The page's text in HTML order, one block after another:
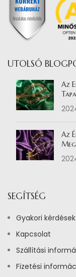
UTOLSÓ
Az
Az
SEGÍTSÉG
Gyakori kérdések
Kapcsolat
Szállítási
Fizetési